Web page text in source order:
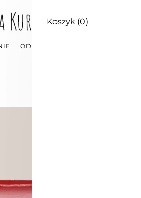
ODEZWIJ SIĘ!
Koszyk (0)